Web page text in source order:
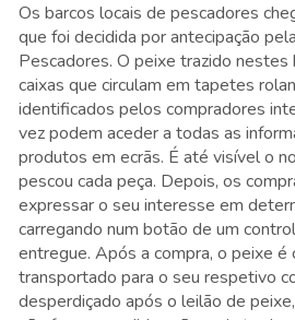
Os barcos locais de pescadores
que foi decidida por antecipação
Pescadores. O peixe trazido nestes
caixas que circulam em tapetes
identificados pelos compradores
vez podem aceder a todas as
produtos em ecrãs. É até visível o
pescou cada peça. Depois, os
expressar o seu interesse em
carregando num botão de um
entregue. Após a compra, o peixe
transportado para o seu respetivo
desperdiçado após o leilão de